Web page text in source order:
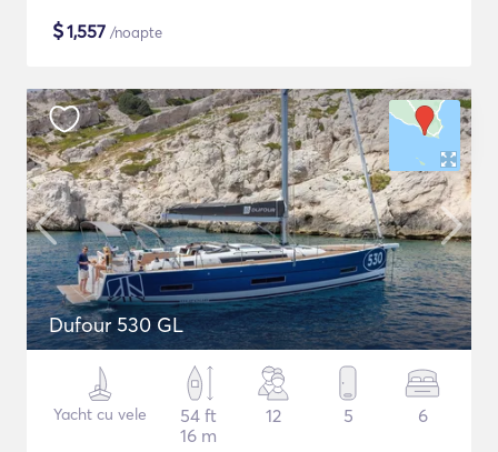
$1,557 /noapte
Dufour 530 GL
Yacht cu vele
54 ft
16 m
12 5 6